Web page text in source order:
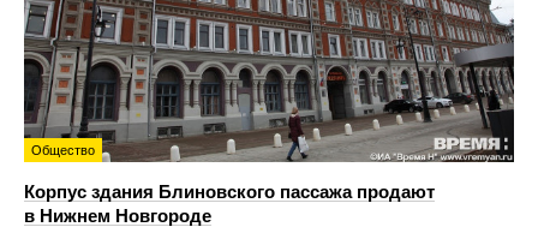
Общество
Корпус здания Блиновского пассажа продают
в Нижнем Новгороде